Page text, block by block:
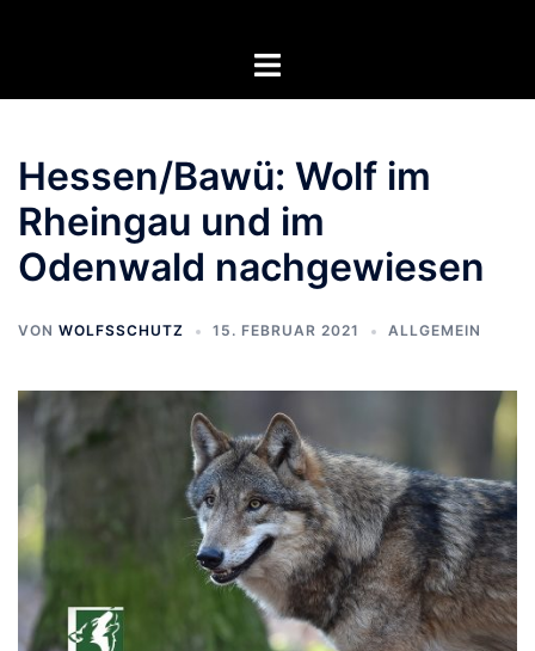
Menü
Hessen/Bawü: Wolf im
Rheingau und im
Odenwald nachgewiesen
VON WOLFSSCHUTZ 15. FEBRUAR 2021 ALLGEMEIN